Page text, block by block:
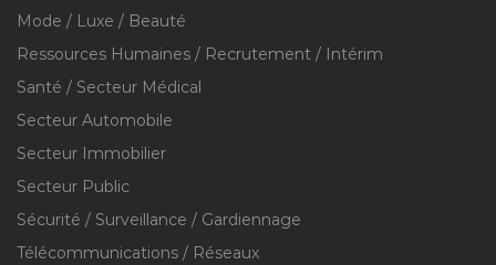
Mode / Luxe / Beauté
Ressources Humaines / Recrutement / Intérim
Santé / Secteur Médical
Secteur Automobile
Secteur Immobilier
Secteur Public
Sécurité / Surveillance / Gardiennage
Télécommunications / Réseaux